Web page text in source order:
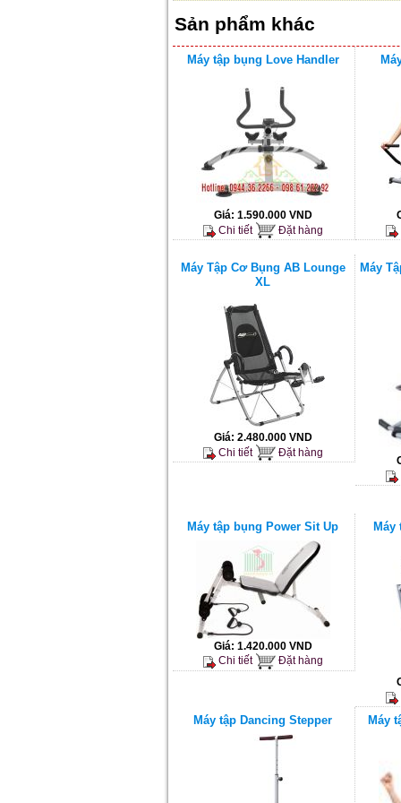
Sản phẩm khác
Máy tập bụng Love Handler
Giá: 1.590.000 VND
Chi tiết
Đặt hàng
Máy Tập Cơ Bụng AB Lounge
XL
Giá: 2.480.000 VND
Chi tiết
Đặt hàng
Máy
Máy tập bụng Power Sit Up
Giá: 1.420.000 VND
Chi tiết
Đặt hàng
Máy
Máy tập Dancing Stepper Máy